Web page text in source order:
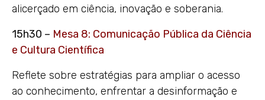
alicerçado em ciência, inovação e soberania.
15h30 – Mesa 8: Comunicação Pública da Ciência
e Cultura Científica
Reflete sobre estratégias para ampliar o acesso
ao conhecimento, enfrentar a desinformação e